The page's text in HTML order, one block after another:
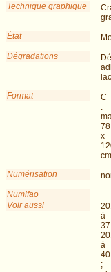
Technique graphique
État
Dégradations
Format
C
:
78
x
cm
Numérisation
Numifao
Voir aussi
à
à
40
;